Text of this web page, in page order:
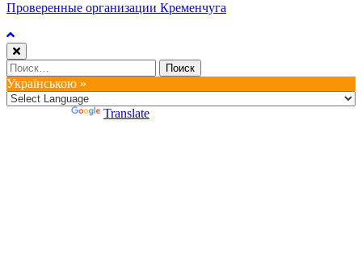
Проверенные организации Кременчуга
Найти:
Українською »
Translate